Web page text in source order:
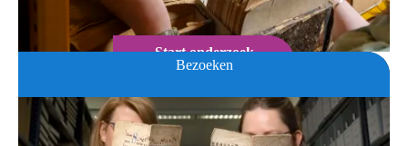
Start onderzoek
Bezoeken